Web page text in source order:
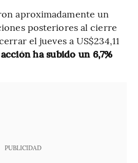
aproximadamente un
posteriores al cierre
el jueves a US$234,11
ha subido un 6,7%
PUBLICIDAD